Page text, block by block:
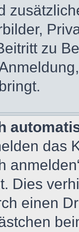
zu
das
Dies
einen